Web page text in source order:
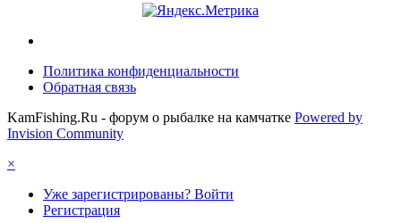
Политика конфиденциальности
Обратная связь
KamFishing.Ru - форум о рыбалке на камчатке Powered by
Invision Community
×
Уже зарегистрированы? Войти
Регистрация